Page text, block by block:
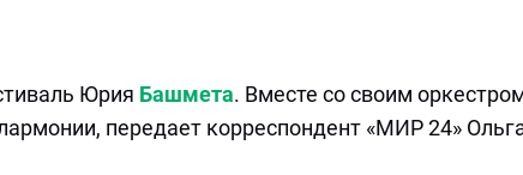
Юрия Башмета. Вместе со своим
передает корреспондент «МИР 24»